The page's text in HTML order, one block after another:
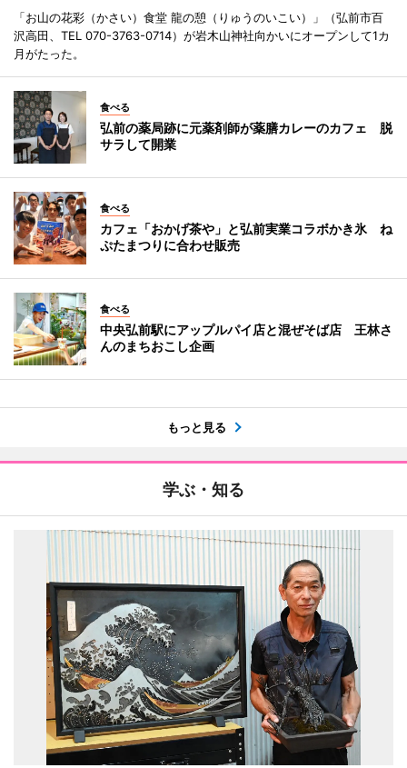
「お山の花彩（かさい）食堂 龍の憩（りゅうのいこい）」（弘前市百
沢高田、TEL 070-3763-0714）が岩木山神社向かいにオープンして1カ
月がたった。
食べる
弘前の薬局跡に元薬剤師が薬膳カレーのカフェ 脱
サラして開業
食べる
カフェ「おかげ茶や」と弘前実業コラボかき氷 ね
ぷたまつりに合わせ販売
食べる
中央弘前駅にアップルパイ店と混ぜそば店 王林さ
んのまちおこし企画
もっと見る
学ぶ・知る